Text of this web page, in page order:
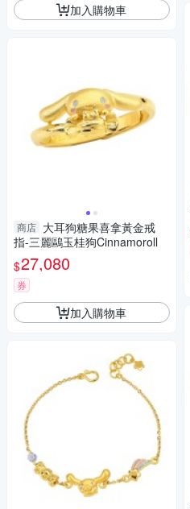
加入購物車
商店 大耳狗糖果喜拿黃金戒
指-三麗鷗玉桂狗Cinnamoroll
$27,080
券
加入購物車